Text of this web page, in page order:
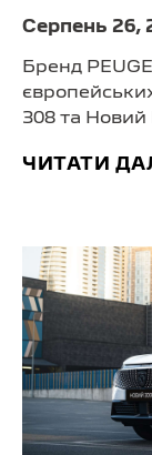
Серпень 26,
Бренд
308 та Новий
ЧИТАТИ